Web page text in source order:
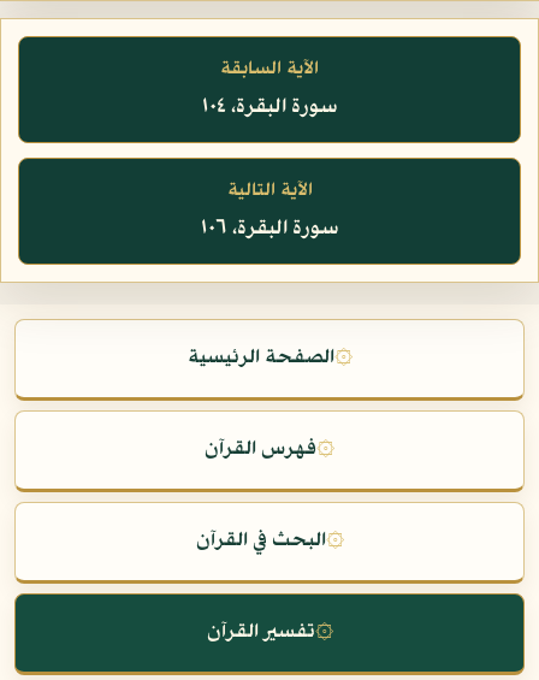
الآية السابقة
سورة البقرة، ١٠٤
الآية التالية
سورة البقرة، ١٠٦
۞الصفحة الرئيسية
۞فهرس القرآن
۞البحث في القرآن
۞تفسير القرآن